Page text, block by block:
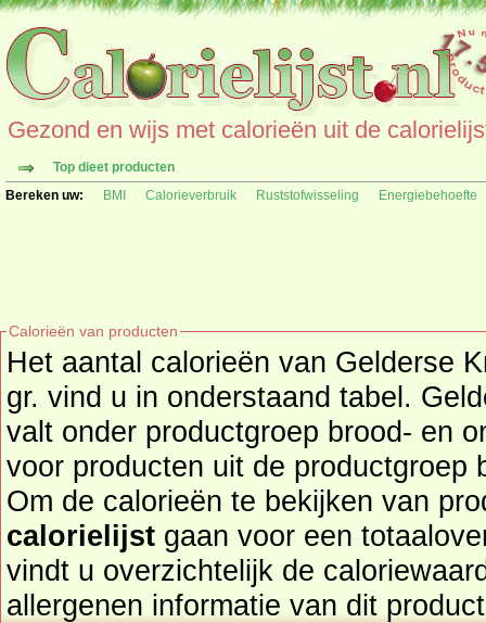
Gezond en wijs met calorieën uit de
Top dieet producten
Bereken uw:
BMI Calorieverbruik Ruststofwisseling Energiebehoefte
Calorieën van producten
Het aantal calorieën van Gelderse
gr. vind u in onderstaand tabel.
valt onder productgroep brood- en ontbijtproducten, kijk hier
voor producten uit de productgroep
Om de calorieën te bekijken van
calorielijst gaan voor een totaaloverzicht. In onderstaand tabel
vindt u overzichtelijk de caloriewaarden,
allergenen informatie van dit